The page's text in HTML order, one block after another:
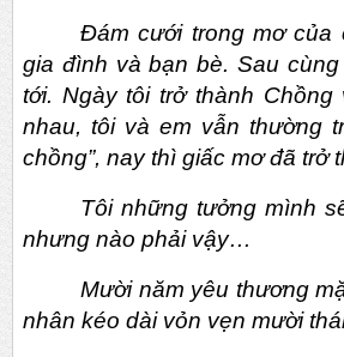
Đám cưới trong mơ của
gia đình và bạn bè. Sau
tới. Ngày tôi trở thành
nhau, tôi và em vẫn thường
chồng”, nay thì giấc mơ đã trở
Tôi những tưởng mình
nhưng nào phải vậy…
Mười năm yêu thương
nhân kéo dài vỏn vẹn mười